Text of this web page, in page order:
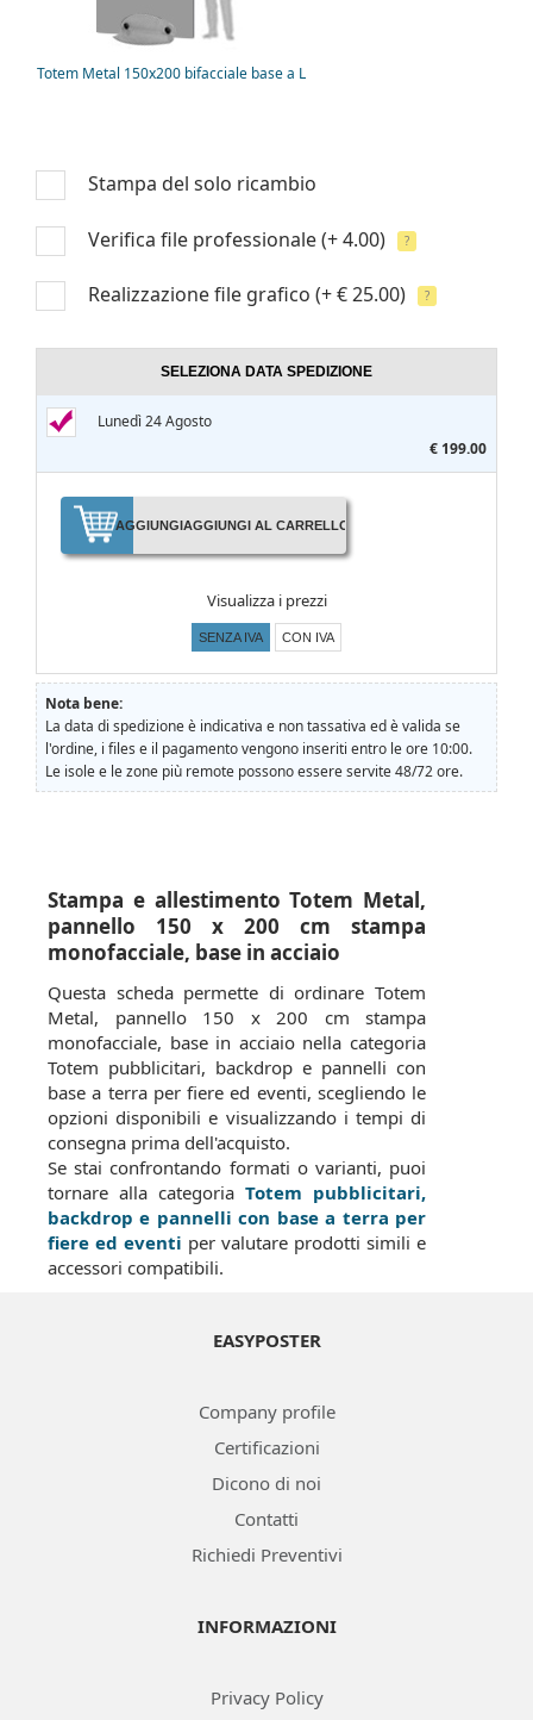
Totem Metal 150x200 bifacciale base a L
Stampa del solo ricambio
Verifica file professionale(+ 4.00) ?
Realizzazione file grafico (+ € 25.00) ?
SELEZIONA DATA SPEDIZIONE
Lunedì 24 Agosto
€ 199.00
AGGIUNGIAGGIUNGI AL CARRELLO
Visualizza i prezzi
SENZA IVA CON IVA
Nota bene:
La data di spedizione è indicativa e non tassativa ed è valida se
l'ordine, i files e il pagamento vengono inseriti entro le ore 10:00.
Le isole e le zone più remote possono essere servite 48/72 ore.
Stampa e allestimento Totem Metal,
pannello 150 x 200 cm stampa
monofacciale, base in acciaio
Questa scheda permette di ordinare Totem
Metal, pannello 150 x 200 cm stampa
monofacciale, base in acciaio nella categoria
Totem pubblicitari, backdrop e pannelli con
base a terra per fiere ed eventi, scegliendo le
opzioni disponibili e visualizzando i tempi di
consegna prima dell'acquisto.
Se stai confrontando formati o varianti, puoi
tornare alla categoria Totem pubblicitari,
backdrop e pannelli con base a terra per
fiere ed eventi per valutare prodotti simili e
accessori compatibili.
EASYPOSTER
Company profile
Certificazioni
Dicono di noi
Contatti
Richiedi Preventivi
INFORMAZIONI
Privacy Policy